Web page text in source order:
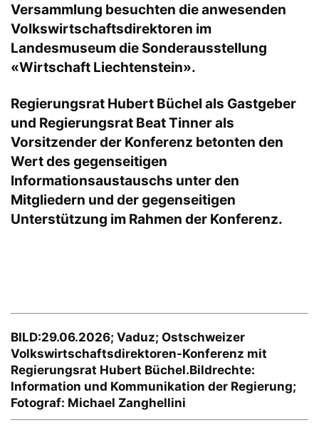
Versammlung besuchten die anwesenden
Volkswirtschaftsdirektoren im
Landesmuseum die Sonderausstellung
«Wirtschaft Liechtenstein».
Regierungsrat Hubert Büchel als Gastgeber
und Regierungsrat Beat Tinner als
Vorsitzender der Konferenz betonten den
Wert des gegenseitigen
Informationsaustauschs unter den
Mitgliedern und der gegenseitigen
Unterstützung im Rahmen der Konferenz.
BILD:29.06.2026; Vaduz; Ostschweizer
Volkswirtschaftsdirektoren-Konferenz mit
Regierungsrat Hubert Büchel.Bildrechte:
Information und Kommunikation der Regierung;
Fotograf: Michael Zanghellini